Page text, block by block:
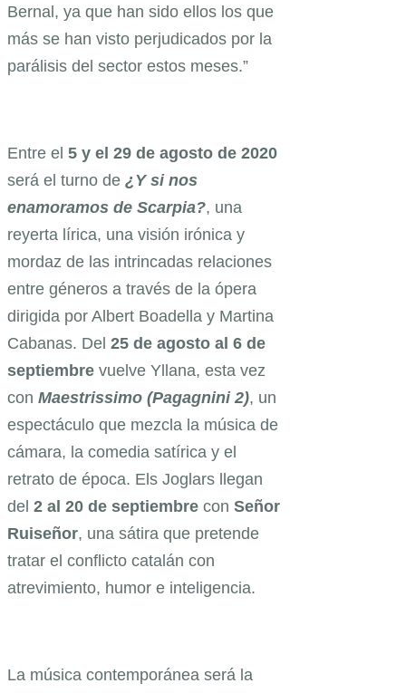
Bernal, ya que han sido ellos los que
más se han visto perjudicados por la
parálisis del sector estos meses.”
Entre el 5 y el 29 de agosto de 2020
será el turno de ¿Y si nos
enamoramos de Scarpia?, una
reyerta lírica, una visión irónica y
mordaz de las intrincadas relaciones
entre géneros a través de la ópera
dirigida por Albert Boadella y Martina
Cabanas. Del 25 de agosto al 6 de
septiembre vuelve Yllana, esta vez
con Maestrissimo (Pagagnini 2), un
espectáculo que mezcla la música de
cámara, la comedia satírica y el
retrato de época. Els Joglars llegan
del 2 al 20 de septiembre con Señor
Ruiseñor, una sátira que pretende
tratar el conflicto catalán con
atrevimiento, humor e inteligencia.
La música contemporánea será la